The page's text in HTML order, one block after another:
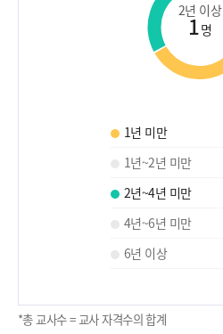
2년 이상
1명
1년 미만
1년~2년 미만
2년~4년 미만
4년~6년 미만
6년 이상
*총 교사수 = 교사 자격수의 합계